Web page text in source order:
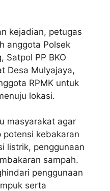
kejadian, petugas
anggota Polsek
Satpol PP BKO
Desa Mulyajaya,
RPMK untuk
lokasi.
masyarakat agar
kebakaran
listrik, penggunaan
sampah.
penggunaan
serta